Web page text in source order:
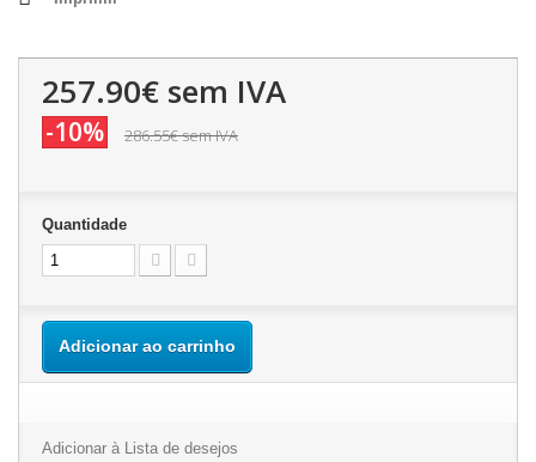
257.90€ sem IVA
-10% 286.55€sem IVA
Quantidade
Adicionar ao carrinho
Adicionar à Lista de desejos